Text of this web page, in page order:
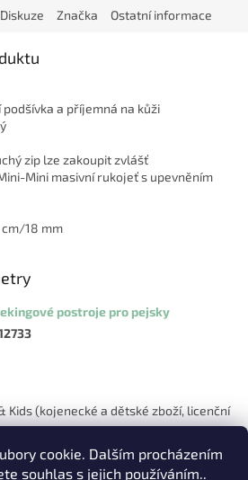
cookie. Dalším procházením
souhlas s jejich používáním..
Diskuze Značka Ostatní informace
a příjemná na kůži
zip lze zakoupit zvlášť
Mini masivní rukojeť s upevněním
18 mm
postroje pro pejsky
Kids (kojenecké a dětské zboží, licenční